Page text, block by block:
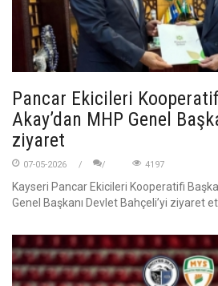
Pancar Ekicileri
Akay’dan MHP Genel
ziyaret
07-05-2026 4197
Kayseri Pancar Ekicileri Kooperatifi
Genel Başkanı Devlet Bahçeli’yi ziyaret